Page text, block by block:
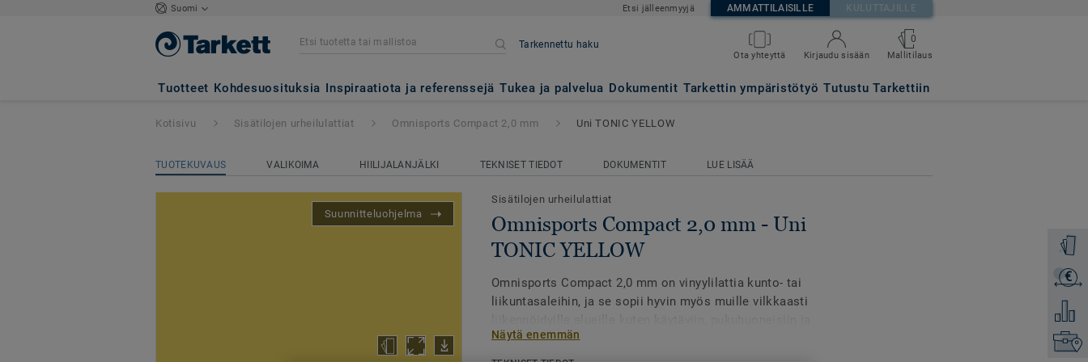
Suomi Etsi jälleenmyyjä AMMATTILAISILLE KULUTTAJILLE
Tarkennettu haku
Ota yhteyttä Kirjaudu sisään
0
Mallitilaus
Tuotteet Kohdesuosituksia Inspiraatiota ja referenssejä Tukea ja palvelua Dokumentit Tarkettin ympäristötyö Tutustu Tarkettiin
Omnisports Compact 2,0 mm - Uni TONIC YELLOW
Tilaa
€
Lisää
Etsi
Kotisivu Sisätilojen urheilulattiat Omnisports Compact 2,0 mm Uni TONIC YELLOW
TUOTEKUVAUS VALIKOIMA HIILIJALANJÄLKI TEKNISET TIEDOT DOKUMENTIT LUE LISÄÄ
Suunnitteluohjelma
Sisätilojen urheilulattiat
Omnisports Compact 2,0 mm - Uni
TONIC YELLOW
Omnisports Compact 2,0 mm on vinyylilattia kunto- tai
liikuntasaleihin, ja se sopii hyvin myös muille vilkkaasti
eteistiloihin. Urheilulattia kestää hyvin painumia ja kulutusta, ja
sen vierintävastus on alhainen. Top Clean XP -pintakäsittelyn
Näytä enemmän